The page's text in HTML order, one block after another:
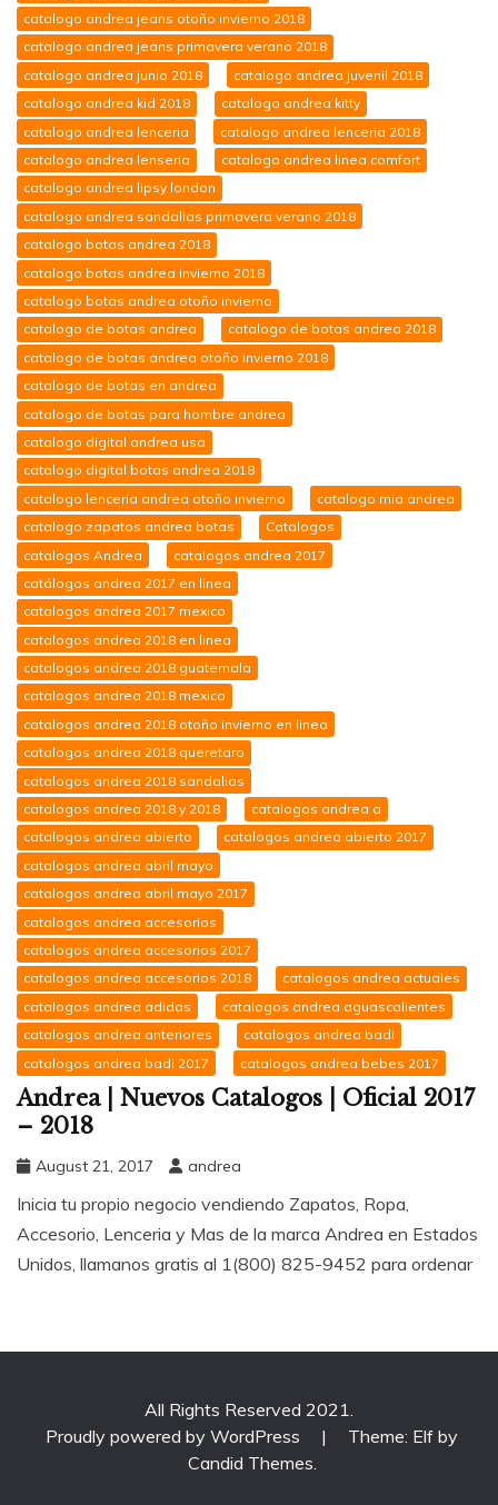
catalogo andrea jeans otoño invierno 2018
catalogo andrea jeans primavera verano 2018
catalogo andrea junio 2018
catalogo andrea juvenil 2018
catalogo andrea kid 2018
catalogo andrea kitty
catalogo andrea lenceria
catalogo andrea lenceria 2018
catalogo andrea lenseria
catalogo andrea linea comfort
catalogo andrea lipsy london
catalogo andrea sandalias primavera verano 2018
catalogo botas andrea 2018
catalogo botas andrea invierno 2018
catalogo botas andrea otoño invierno
catalogo de botas andrea
catalogo de botas andrea 2018
catalogo de botas andrea otoño invierno 2018
catalogo de botas en andrea
catalogo de botas para hombre andrea
catalogo digital andrea usa
catalogo digital botas andrea 2018
catalogo lenceria andrea otoño invierno
catalogo mia andrea
catalogo zapatos andrea botas
Catalogos
catalogos Andrea
catalogos andrea 2017
catálogos andrea 2017 en linea
catalogos andrea 2017 mexico
catalogos andrea 2018 en linea
catalogos andrea 2018 guatemala
catalogos andrea 2018 mexico
catalogos andrea 2018 otoño invierno en linea
catalogos andrea 2018 queretaro
catalogos andrea 2018 sandalias
catalogos andrea 2018 y 2018
catalogos andrea a
catalogos andrea abierto
catalogos andrea abierto 2017
catalogos andrea abril mayo
catalogos andrea abril mayo 2017
catalogos andrea accesorios
catalogos andrea accesorios 2017
catalogos andrea accesorios 2018
catalogos andrea actuales
catalogos andrea adidas
catalogos andrea aguascalientes
catalogos andrea anteriores
catalogos andrea badi
catalogos andrea badi 2017
catalogos andrea bebes 2017
Andrea | Nuevos Catalogos | Oficial 2017
– 2018
August 21, 2017 andrea
Inicia tu propio negocio vendiendo Zapatos, Ropa,
Accesorio, Lenceria y Mas de la marca Andrea en Estados
Unidos, llamanos gratis al 1(800) 825-9452 para ordenar
All Rights Reserved 2021.
Proudly powered by WordPress
|
Theme: Elf by
Candid Themes